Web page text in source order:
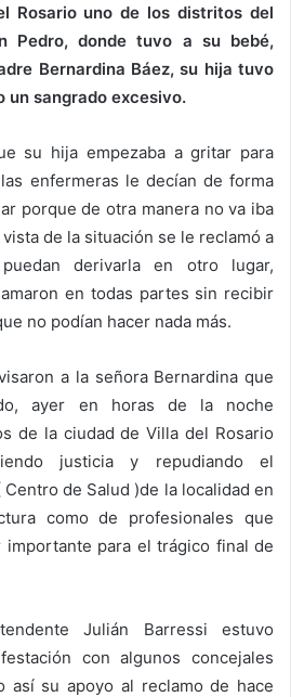
Rosario uno de los distritos del
Pedro, donde tuvo a su bebé,
Bernardina Báez, su hija tuvo
un sangrado excesivo.
su hija empezaba a gritar para
enfermeras le decían de forma
porque de otra manera no va iba
de la situación se le reclamó a
derivarla en otro lugar,
en todas partes sin recibir
no podían hacer nada más.
a la señora Bernardina que
ayer en horas de la noche
de la ciudad de Villa del Rosario
justicia y repudiando el
de Salud )de la localidad en
como de profesionales que
para el trágico final de
Julián Barressi estuvo
con algunos concejales
así su apoyo al reclamo de hace